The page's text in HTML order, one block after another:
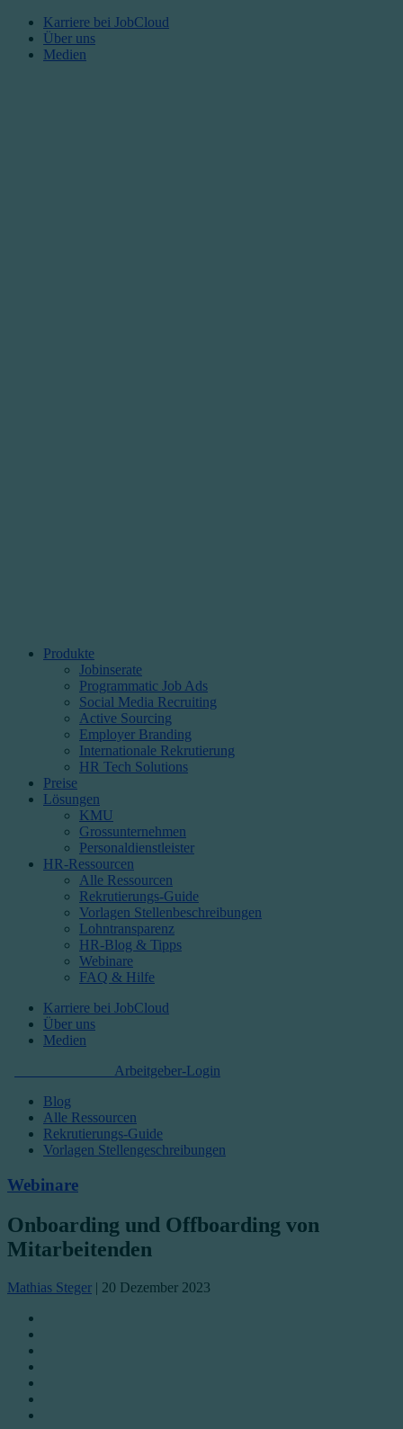
Karriere bei JobCloud​
Über uns
Medien
Produkte
Jobinserate
Programmatic Job Ads
Social Media Recruiting
Active Sourcing
Employer Branding
Internationale Rekrutierung
HR Tech Solutions
Preise
Lösungen
KMU
Grossunternehmen
Personaldienstleister
HR-Ressourcen
Alle Ressourcen
Rekrutierungs-Guide
Vorlagen Stellenbeschreibungen
Lohntransparenz
HR-Blog & Tipps
Webinare
FAQ & Hilfe
Karriere bei JobCloud​
Über uns
Medien
Arbeitgeber-Login
Blog
Alle Ressourcen
Rekrutierungs-Guide
Vorlagen Stellengeschreibungen
Webinare
Onboarding und Offboarding von
Mitarbeitenden
Mathias Steger | 20 Dezember 2023